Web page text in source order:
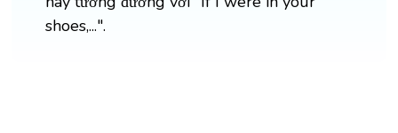
shoes,...".